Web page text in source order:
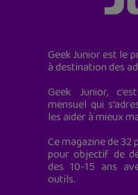
Geek Junior est le
à destination des
Geek Junior,
mensuel qui
les aider à mieux
Ce magazine de
pour objectif de
des 10-15 ans
outils.